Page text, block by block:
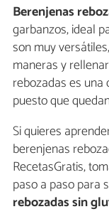
Berenjenas
garbanzos, ideal
son muy
maneras y
rebozadas es
puesto que
Si quieres
berenjenas
RecetasGratis,
paso a paso para
rebozadas sin